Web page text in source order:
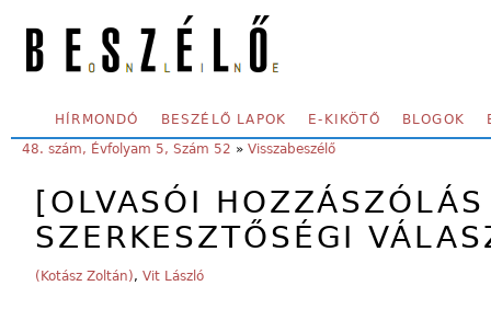
SECONDARY MENU
HÍRMONDÓ BESZÉLŐ LAPOK E-KIKÖTŐ BLOGOK
YOU ARE HERE:
48. szám, Évfolyam 5, Szám 52 » Visszabeszélő
[OLVASÓI
SZERKESZTŐSÉGI
(Kotász Zoltán), Vit László